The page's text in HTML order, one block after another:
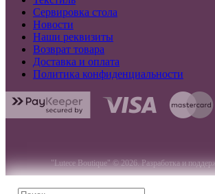
Сервировка стола
Новости
Наши реквизиты
Возврат товара
Доставка и оплата
Политика конфиденциальности
"Lutece Boutique" © 2026. Разработка и